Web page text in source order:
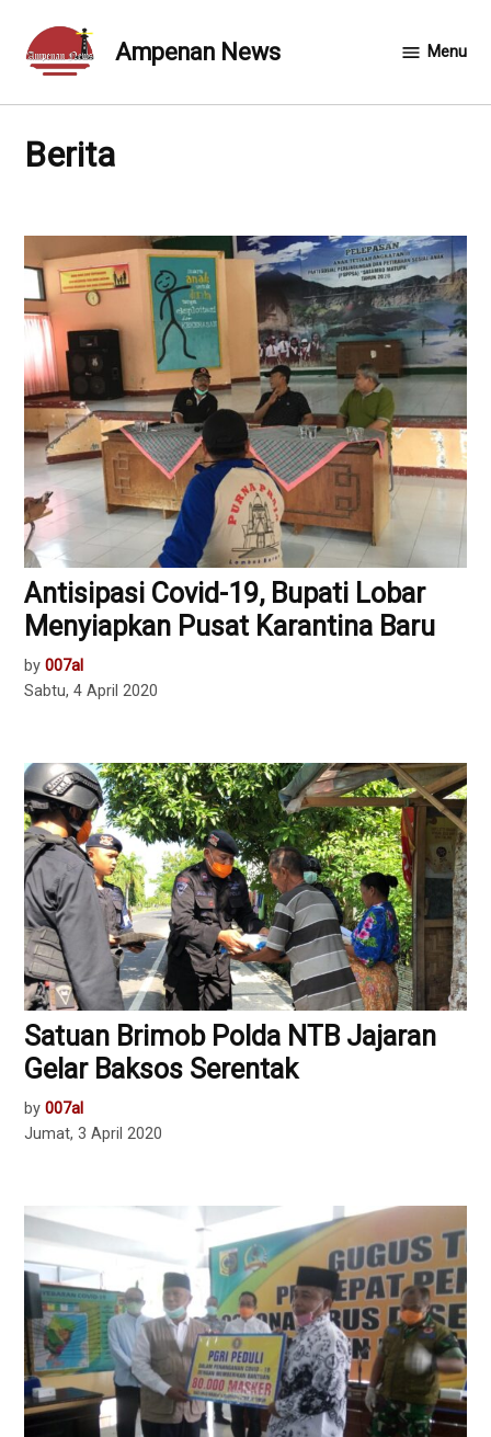
content
Ampenan News Menu
Berita
Antisipasi Covid-19, Bupati Lobar
Menyiapkan Pusat Karantina Baru
by 007al
Sabtu, 4 April 2020
Satuan Brimob Polda NTB Jajaran
Gelar Baksos Serentak
by 007al
Jumat, 3 April 2020